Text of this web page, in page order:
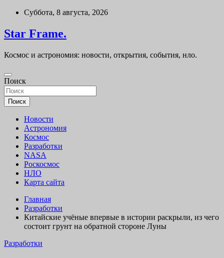
Перейти
содержимому
Суббота, 8 августа, 2026
Star Frame.
Космос и астрономия: новости, открытия, события, нло.
Поиск
Поиск
Новости
Астрономия
Космос
Разработки
NASA
Роскосмос
НЛО
Карта сайта
Главная
Разработки
Китайские учёные впервые в истории раскрыли, из чего
состоит грунт на обратной стороне Луны
Разработки